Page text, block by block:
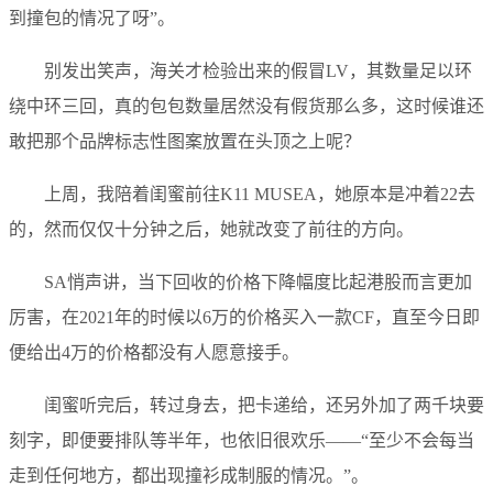
到撞包的情况了呀”。
别发出笑声，海关才检验出来的假冒LV，其数量足以环
绕中环三回，真的包包数量居然没有假货那么多，这时候谁还
敢把那个品牌标志性图案放置在头顶之上呢？
上周，我陪着闺蜜前往K11 MUSEA，她原本是冲着22去
的，然而仅仅十分钟之后，她就改变了前往的方向。
SA悄声讲，当下回收的价格下降幅度比起港股而言更加
厉害，在2021年的时候以6万的价格买入一款CF，直至今日即
便给出4万的价格都没有人愿意接手。
闺蜜听完后，转过身去，把卡递给，还另外加了两千块要
刻字，即便要排队等半年，也依旧很欢乐——“至少不会每当
走到任何地方，都出现撞衫成制服的情况。”。